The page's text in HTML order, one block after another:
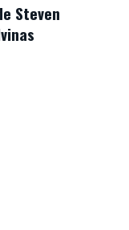
Steven